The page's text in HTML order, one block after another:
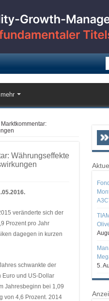
Währungseffekte
veränderte sich der
Prozent pro Jahr
dagegen in kurzen
schwankte der
Euro und US-Dollar
Jahresbeginn bei 1,09
von 4,6 Prozent. 2014
5.